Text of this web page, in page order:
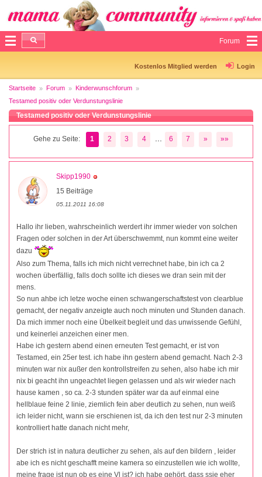
Forum
Kostenlos Mitglied werden Login
Startseite Forum
Kinderwunschforum
Testamed positiv oder Verdunstungslinie
Testamed positiv oder Verdunstungslinie
Gehe zu Seite: 1 2 3 4 6 7 » »»
Skipp1990
15 Beiträge
05.11.2011 16:08
Hallo ihr lieben, wahrscheinlich werdert ihr immer wieder von solchen
Fragen oder solchen in der Art überschwemmt, nun kommt eine weiter
dazu
Also zum Thema, falls ich mich nicht verrechnet habe, bin ich ca 2
wochen überfällig, falls doch sollte ich dieses we dran sein mit der
mens.
So nun ahbe ich letze woche einen schwangerschaftstest von clearblue
gemacht, der negativ anzeigte auch noch minuten und Stunden danach.
Da mich immer noch eine Übelkeit begleit und das unwissende Gefühl,
und keinerlei anzeichen einer men.
Habe ich gestern abend einen erneuten Test gemacht, er ist von
Testamed, ein 25er test. ich habe ihn gestern abend gemacht. Nach 2-3
minuten war nix außer den kontrollstreifen zu sehen, also habe ich mir
nix bi geacht ihn ungeachtet liegen gelassen und als wir wieder nach
hause kamen , so ca. 2-3 stunden später war da auf einmal eine
hellblaue feine 2 linie, ziemlich fein aber deutlich zu sehen, nun weiß
ich leider nicht, wann sie erschienen ist, da ich den test nur 2-3 minuten
kontrolliert hatte danach nicht mehr,
Der strich ist in natura deutlicher zu sehen, als auf den bildern , leider
abe ich es nicht geschafft meine kamera so einzustellen wie ich wollte,
meine frage ist nun ob es eine Vl ist? ich habe gehört, dass ssie eher